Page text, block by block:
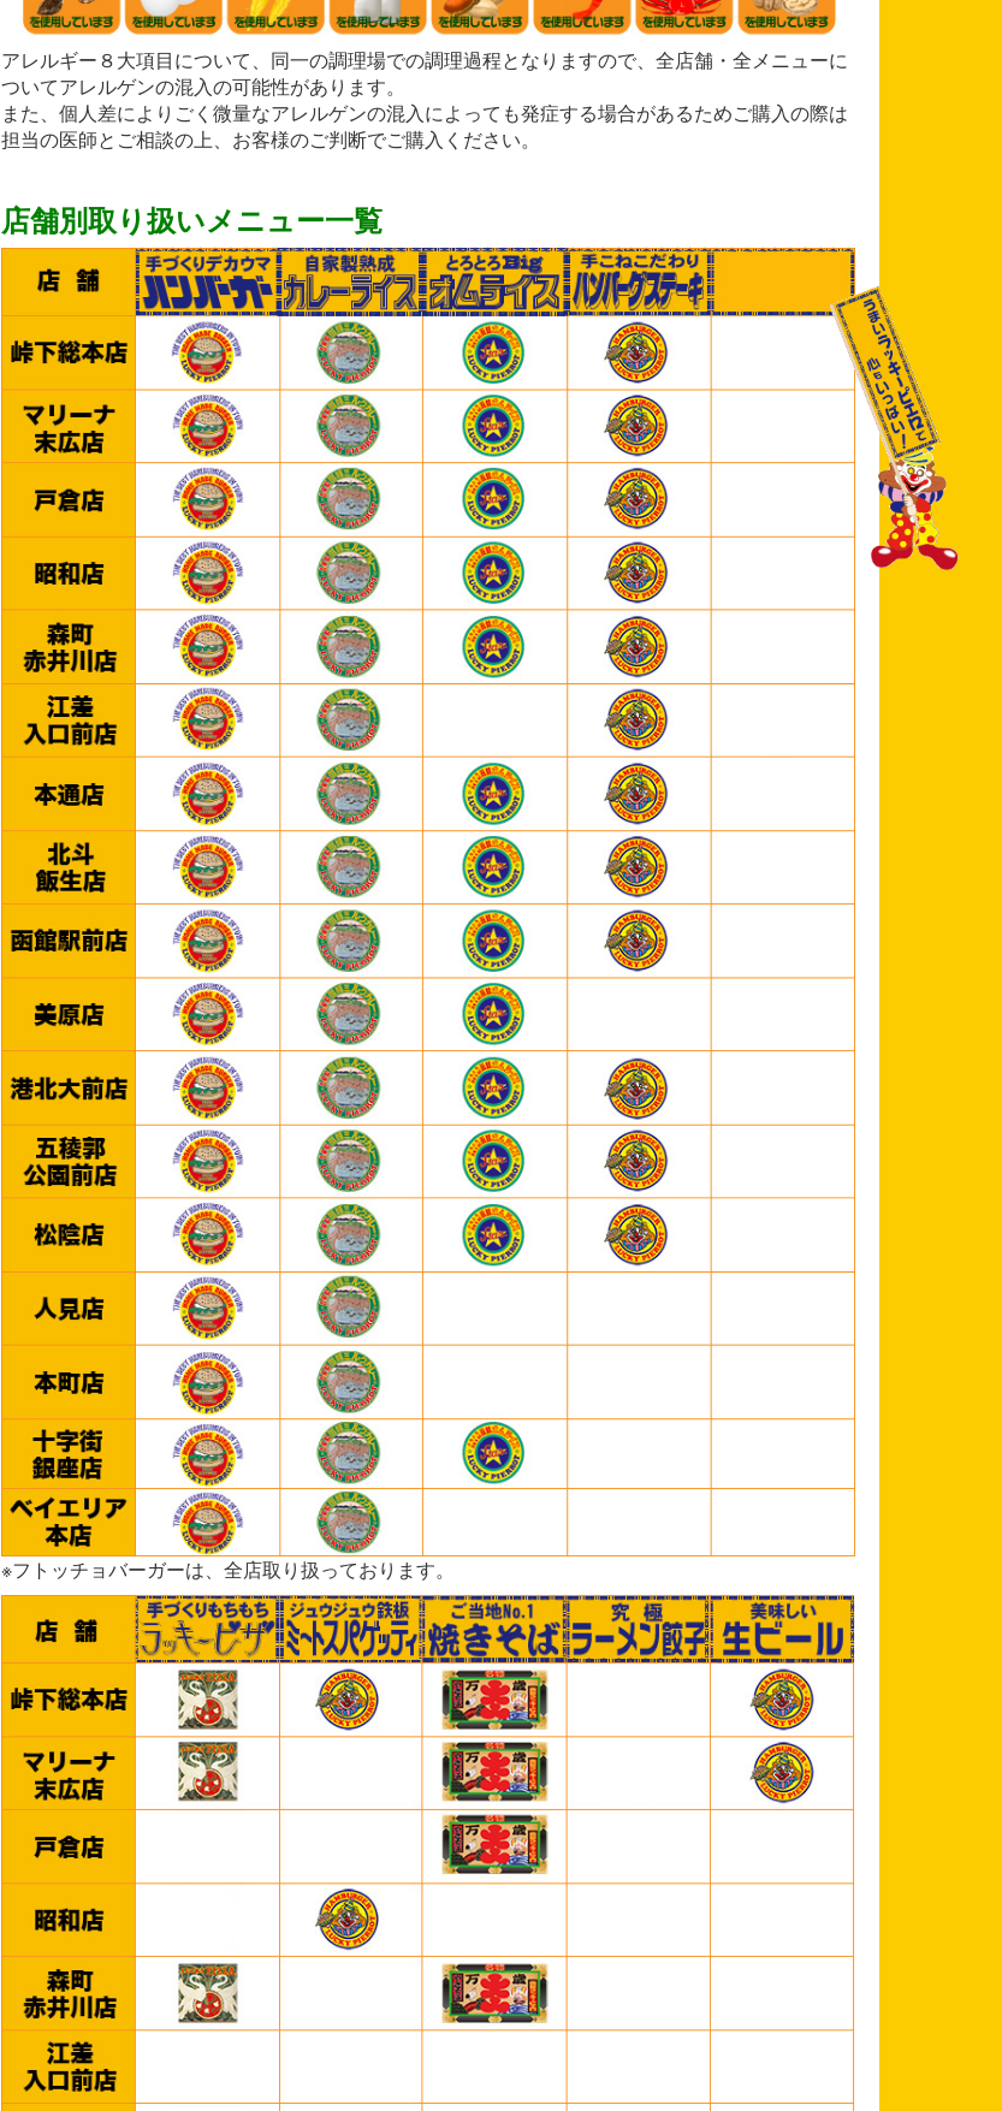
アレルギー８大項目について、同一の調理場での調理過程となりますので、全店舗・全メニューに
ついてアレルゲンの混入の可能性があります。
また、個人差によりごく微量なアレルゲンの混入によっても発症する場合があるためご購入の際は
担当の医師とご相談の上、お客様のご判断でご購入ください。
店舗別取り扱いメニュー一覧
※フトッチョバーガーは、全店取り扱っております。